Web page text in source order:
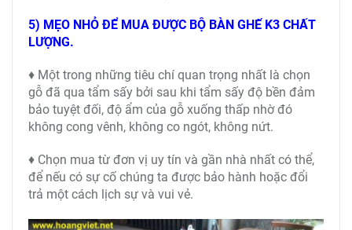
5) MẸO NHỎ ĐỂ MUA ĐƯỢC BỘ BÀN GHẾ K3 CHẤT
LƯỢNG.
♦ Một trong những tiêu chí quan trọng nhất là chọn
gỗ đã qua tẩm sấy bởi sau khi tẩm sấy độ bền đảm
bảo tuyệt đối, độ ẩm của gỗ xuống thấp nhờ đó
không cong vênh, không co ngót, không nứt.
♦ Chọn mua từ đơn vị uy tín và gần nhà nhất có thể,
để nếu có sự cố chúng ta được bảo hành hoặc đổi
trả một cách lịch sự và vui vẻ.